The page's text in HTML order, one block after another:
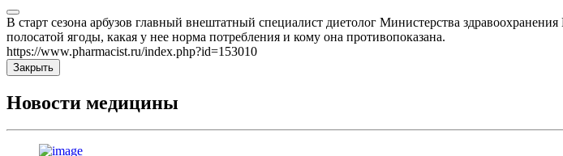
В старт сезона арбузов главный внештатный специалист диетолог Министерства
полосатой ягоды, какая у нее норма потребления и кому она противопоказана.
https://www.pharmacist.ru/index.php?id=153010
Закрыть
Новости медицины